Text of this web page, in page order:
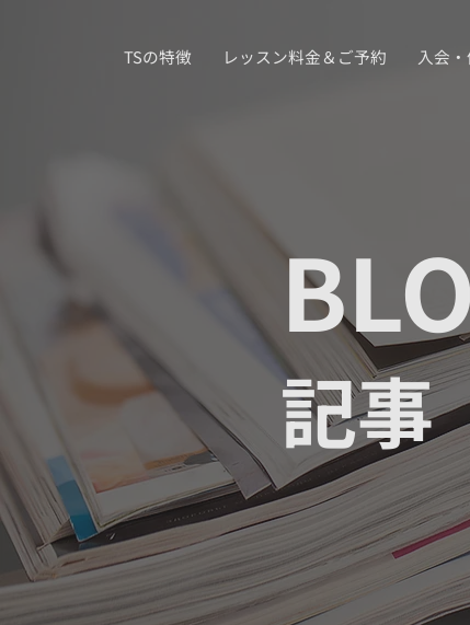
TSの特徴 レッスン料金＆ご予約 入会
記事